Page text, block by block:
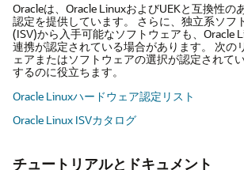
Oracleは、Oracle LinuxおよびUEKと互換性の
認定を提供しています。
さらに、独立系ソフ
(ISV)から入手可能なソフトウェアも、Oracle
連携が認定されている場合があります。
次の
ェアまたはソフトウェアの選択が認定されて
するのに役立ちます。
Oracle Linuxハードウェア認定リスト
Oracle Linux ISVカタログ
チュートリアルとドキュメント